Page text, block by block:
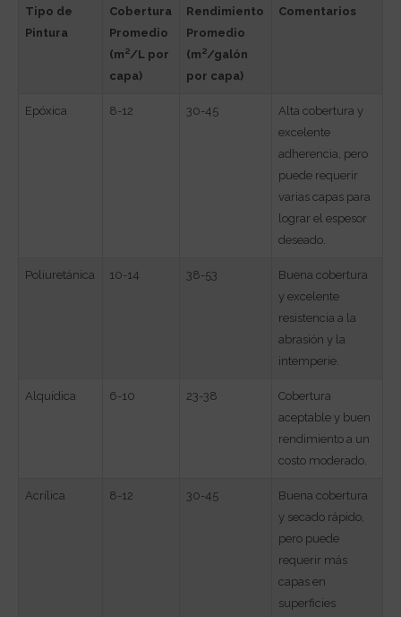
Tipo de
Pintura
Cobertura
Promedio
(m²/L por
capa)
Rendimiento
Promedio
(m²/galón
por capa)
Comentarios
Epóxica 8-12 30-45
Alta cobertura y
excelente
adherencia, pero
puede requerir
varias capas para
lograr el espesor
deseado.
Poliuretánica 10-14 38-53
Buena cobertura
y excelente
resistencia a la
abrasión y la
intemperie.
Alquídica 6-10 23-38
Cobertura
aceptable y buen
rendimiento a un
costo moderado.
Acrílica 8-12 30-45
Buena cobertura
y secado rápido,
pero puede
requerir más
capas en
superficies